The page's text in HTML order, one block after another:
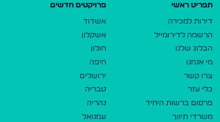
תפריט ראשי
דירות למכירה
הרשמה לדירומייל
הבלוג שלנו
מי אנחנו
צרו קשר
כלי עזר
פרסום ברשות היחיד
משרדי תיווך
פרויקטים חדשים
אשדוד
אשקלון
חולון
חיפה
ירושלים
טבריה
נהריה
עמנואל